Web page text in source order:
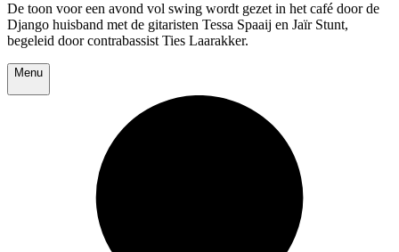
De toon voor een avond vol swing wordt gezet in het café door de
Django huisband met de gitaristen Tessa Spaaij en Jaïr Stunt,
begeleid door contrabassist Ties Laarakker.
Menu